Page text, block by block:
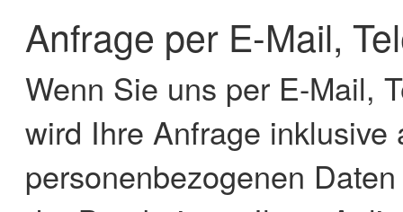
Anfrage per E-Mail,
Wenn Sie uns per E-Mail,
wird Ihre Anfrage
personenbezogenen